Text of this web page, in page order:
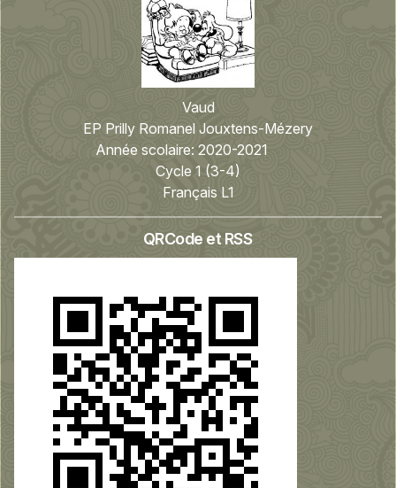
Vaud
EP Prilly Romanel Jouxtens-Mézery
Année scolaire: 2020-2021
Cycle 1 (3-4)
Français L1
QRCode et RSS